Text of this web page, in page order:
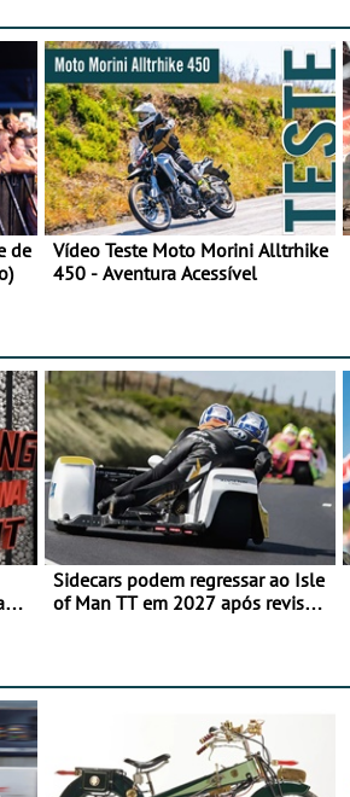
de
Vídeo Teste Moto Morini Alltrhike
450 - Aventura Acessível
Sidecars podem regressar ao Isle
of Man TT em 2027 após revisão